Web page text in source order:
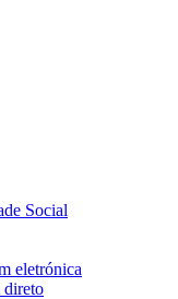
Social
eletrónica
direto